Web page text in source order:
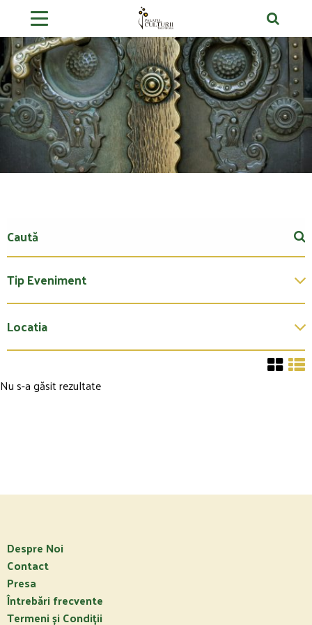
Tip Eveniment
Locatia
Nu s-a găsit rezultate
Despre Noi
Contact
Presa
Întrebări frecvente
Termeni și Condiții